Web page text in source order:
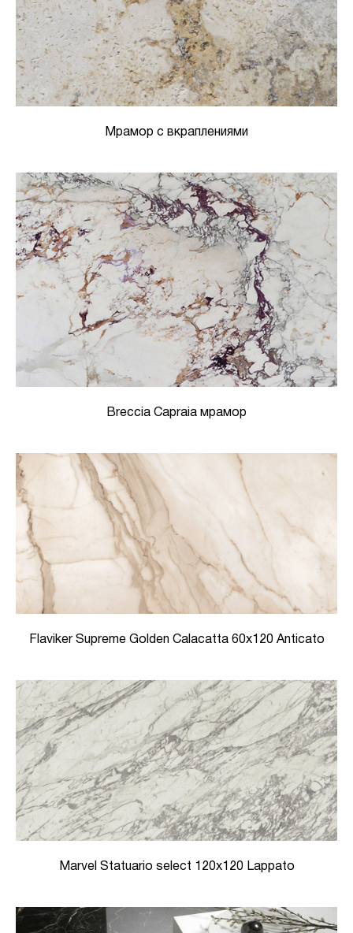
Мрамор с вкраплениями
Breccia Capraia мрамор
Flaviker Supreme Golden Calacatta 60х120 Anticato
Marvel Statuario select 120x120 Lappato